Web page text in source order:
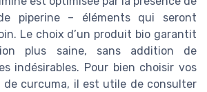
piperine – éléments qui seront
Le choix d’un produit bio garantit
plus saine, sans addition de
indésirables. Pour bien choisir vos
de curcuma, il est utile de consulter